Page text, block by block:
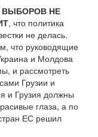
ВЫБОРОВ НЕ
, что политика
не делась.
что руководящие
и Молдова
и рассмотреть
Грузии и
и Грузия должны
глаза, а по
ЕС решил